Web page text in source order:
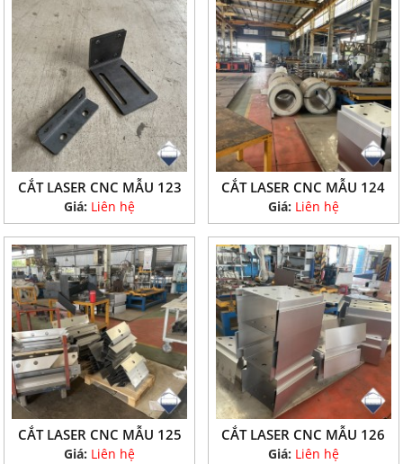
CẮT LASER CNC MẪU 123
Giá: Liên hệ
CẮT LASER CNC MẪU 124
Giá: Liên hệ
CẮT LASER CNC MẪU 125
Giá: Liên hệ
CẮT LASER CNC MẪU 126
Giá: Liên hệ